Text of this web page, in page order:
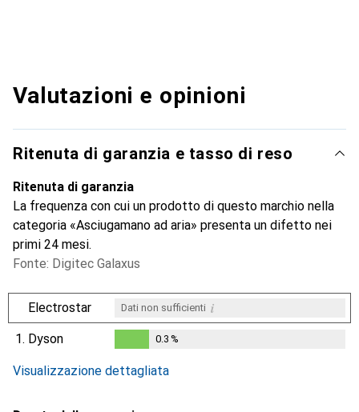
Valutazioni e opinioni
Ritenuta di garanzia e tasso di reso
Ritenuta di garanzia
La frequenza con cui un prodotto di questo marchio nella
categoria «Asciugamano ad aria» presenta un difetto nei
primi 24 mesi.
Fonte: Digitec Galaxus
Electrostar Dati non sufficienti i
1. Dyson 0.3 %
Visualizzazione dettagliata